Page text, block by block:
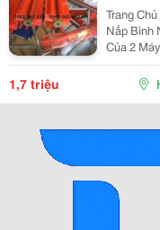
Trang
Nắp Bình
Của 2 Máy Rửa Bình Nước Tinh Khiết Liên Hệ:
1,7 triệu